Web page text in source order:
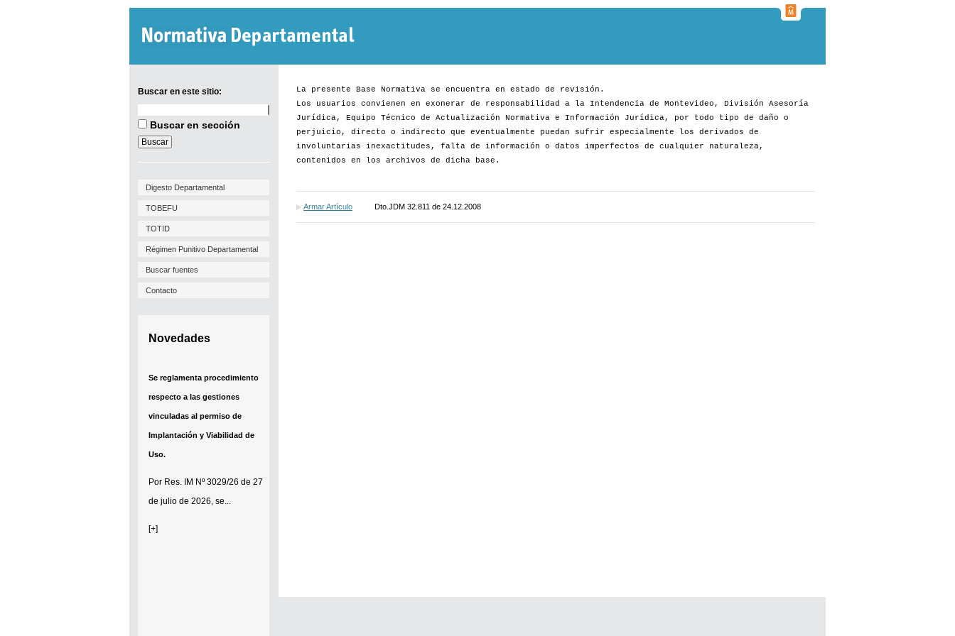
Buscar en este sitio:
en
sitio:
Buscar en sección
Digesto Departamental
TOBEFU
TOTID
Régimen Punitivo Departamental
Buscar fuentes
Contacto
Novedades
Se reglamenta procedimiento
respecto a las gestiones
vinculadas al permiso de
Implantación y Viabilidad de
Uso.
Por Res. IM Nº 3029/26 de 27
de julio de 2026, se...
[+]
La presente Base Normativa se encuentra en estado de revisión.
Los usuarios convienen en exonerar de responsabilidad a la Intendencia de Montevideo, División Asesoría
Jurídica, Equipo Técnico de Actualización Normativa e Información Jurídica, por todo tipo de daño o
perjuicio, directo o indirecto que eventualmente puedan sufrir especialmente los derivados de
involuntarias inexactitudes, falta de información o datos imperfectos de cualquier naturaleza,
contenidos en los archivos de dicha base.
Armar Artículo Dto.JDM 32.811 de 24.12.2008